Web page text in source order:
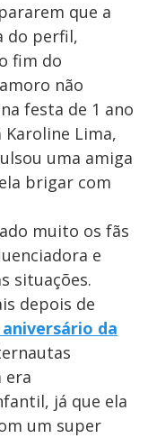
que a
do perfil,
fim do
não
festa de 1 ano
Lima,
uma amiga
brigar com
muito os fãs
e
situações.
depois de
da
era
já que ela
um super